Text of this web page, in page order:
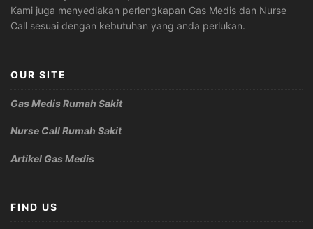
Kami juga menyediakan perlengkapan Gas Medis dan Nurse
Call sesuai dengan kebutuhan yang anda perlukan.
OUR SITE
Gas Medis Rumah Sakit
Nurse Call Rumah Sakit
Artikel Gas Medis
FIND US